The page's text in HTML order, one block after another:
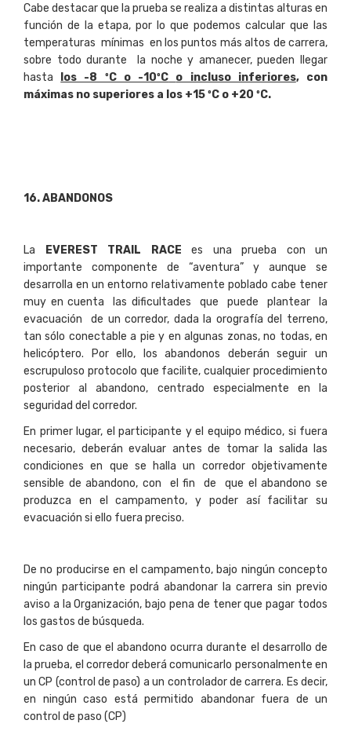
Cabe destacar que la prueba se realiza a distintas alturas en
función de la etapa, por lo que podemos calcular que las
temperaturas mínimas en los puntos más altos de carrera,
sobre todo durante la noche y amanecer, pueden llegar
hasta
los -8 ºC o -10ºC o incluso inferiores, con
máximas no superiores a los +15 ºC o +20 ºC.
16. ABANDONOS
La EVEREST TRAIL RACE es una prueba con un
importante componente de “aventura” y aunque se
desarrolla en un entorno relativamente poblado cabe tener
muy en cuenta las dificultades que puede plantear la
evacuación de un corredor, dada la orografía del terreno,
tan sólo conectable a pie y en algunas zonas, no todas, en
helicóptero. Por ello, los abandonos deberán seguir un
escrupuloso protocolo que facilite, cualquier procedimiento
posterior al abandono, centrado especialmente en la
seguridad del corredor.
En primer lugar, el participante y el equipo médico, si fuera
necesario, deberán evaluar antes de tomar la salida las
condiciones en que se halla un corredor objetivamente
sensible de abandono, con el fin de que el abandono se
produzca en el campamento, y poder así facilitar su
evacuación si ello fuera preciso.
De no producirse en el campamento, bajo ningún concepto
ningún participante podrá abandonar la carrera sin previo
aviso a la Organización, bajo pena de tener que pagar todos
los gastos de búsqueda.
En caso de que el abandono ocurra durante el desarrollo de
la prueba, el corredor deberá comunicarlo personalmente en
un CP (control de paso) a un controlador de carrera. Es decir,
en ningún caso está permitido abandonar fuera de un
control de paso (CP)